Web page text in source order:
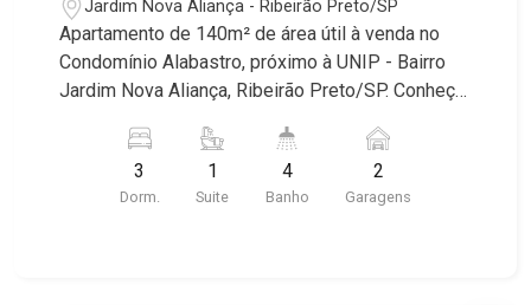
Preto/SP.
Jardim Nova Aliança - Ribeirão Preto/SP
Apartamento de 140m² de área útil à venda no
Condomínio Alabastro, próximo à UNIP - Bairro
Jardim Nova Aliança, Ribeirão Preto/SP. Conheça
Imobiliária selecionou para você: - 140m² de área
útil - 3 dormitórios com armários sendo 1 suíte -
Banheiro social - Sala 3 ambientes - Lavabo -
3
Dorm.
1
Suite
4
Banho
2
Garagens